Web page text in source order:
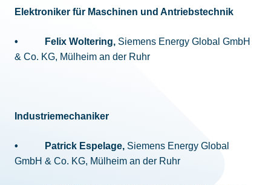
Elektroniker für Maschinen und Antriebstechnik
• Felix Woltering, Siemens Energy Global GmbH
& Co. KG, Mülheim an der Ruhr
Industriemechaniker
• Patrick Espelage, Siemens Energy Global
GmbH & Co. KG, Mülheim an der Ruhr